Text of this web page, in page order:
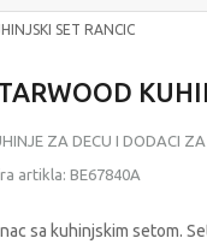
SET RANCIC
ZA DECU I DODACI ZA
artikla: BE67840A
sa kuhinjskim setom.